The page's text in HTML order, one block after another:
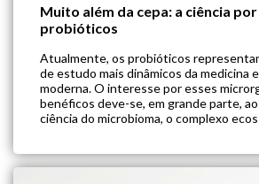
Muito além da cepa: a ciência
probióticos
Atualmente, os probióticos
de estudo mais dinâmicos da medicina
moderna. O interesse por esses
benéficos deve-se, em grande parte,
ciência do microbioma, o complexo
de pesquisas neste campo prenuncia